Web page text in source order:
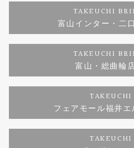
福井指輪工房｜手作り結婚指輪 and 婚
福井工房｜手作り婚約指輪プロポーズ
TAKEUCHI
富山インター・二
TAKEUCHI
富山・総曲輪
TAKEUCHI
フェアモール福井
TAKEUCHI